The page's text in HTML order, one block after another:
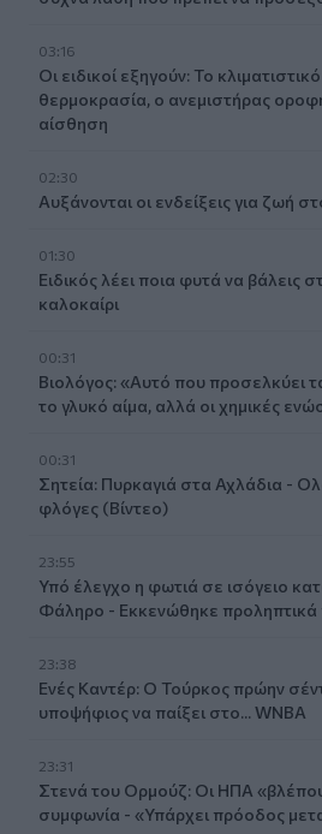
03:16
Οι ειδικοί εξηγούν: Το
θερμοκρασία, ο ανεμιστήρας
αίσθηση
02:30
Αυξάνονται οι ενδείξεις για ζωή
01:30
Ειδικός λέει ποια φυτά να βάλεις
καλοκαίρι
00:31
Βιολόγος: «Αυτό που προσελκύει
το γλυκό αίμα, αλλά οι χημικές
00:31
Σητεία: Πυρκαγιά στα Αχλάδια -
φλόγες (Βίντεο)
23:55
Υπό έλεγχο η φωτιά σε ισόγειο
Φάληρο - Εκκενώθηκε προληπτικά
23:38
Ενές Καντέρ: Ο Τούρκος πρώην
υποψήφιος να παίξει στο... WNBA
23:31
Στενά του Ορμούζ: Οι ΗΠΑ
συμφωνία - «Υπάρχει πρόοδος